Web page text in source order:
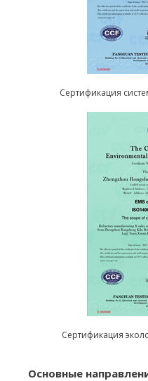
Сертификация
Сертификация
Основные